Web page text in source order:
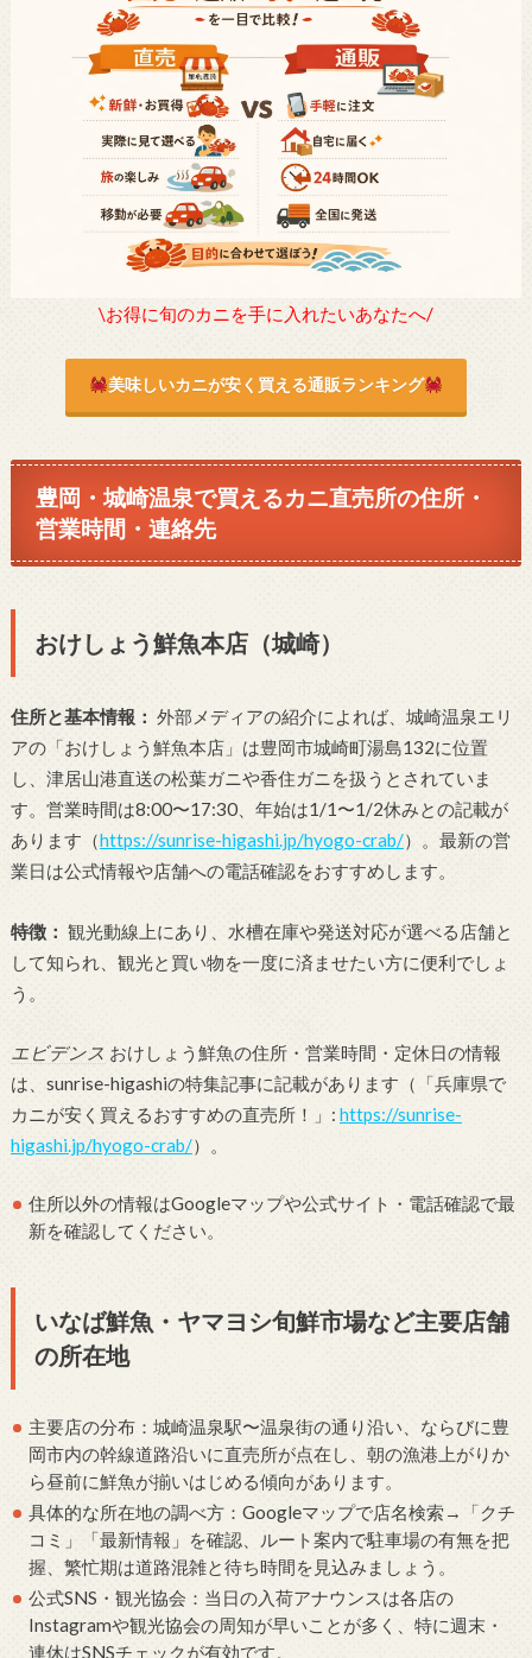
\お得に旬のカニを手に入れたいあなたへ/
美味しいカニが安く買える通販ランキング
豊岡・城崎温泉で買えるカニ直売所の住所・
営業時間・連絡先
おけしょう鮮魚本店（城崎）
住所と基本情報： 外部メディアの紹介によれば、城崎温泉エリ
アの「おけしょう鮮魚本店」は豊岡市城崎町湯島132に位置
し、津居山港直送の松葉ガニや香住ガニを扱うとされていま
す。営業時間は8:00〜17:30、年始は1/1〜1/2休みとの記載が
あります（https://sunrise-higashi.jp/hyogo-crab/）。最新の営
業日は公式情報や店舗への電話確認をおすすめします。
特徴： 観光動線上にあり、水槽在庫や発送対応が選べる店舗と
して知られ、観光と買い物を一度に済ませたい方に便利でしょ
う。
エビデンス おけしょう鮮魚の住所・営業時間・定休日の情報
は、sunrise-higashiの特集記事に記載があります（「兵庫県で
カニが安く買えるおすすめの直売所！」: https://sunrise-
higashi.jp/hyogo-crab/）。
住所以外の情報はGoogleマップや公式サイト・電話確認で最
新を確認してください。
いなば鮮魚・ヤマヨシ旬鮮市場など主要店舗
の所在地
主要店の分布：城崎温泉駅〜温泉街の通り沿い、ならびに豊
岡市内の幹線道路沿いに直売所が点在し、朝の漁港上がりか
ら昼前に鮮魚が揃いはじめる傾向があります。
具体的な所在地の調べ方：Googleマップで店名検索→「クチ
コミ」「最新情報」を確認、ルート案内で駐車場の有無を把
握、繁忙期は道路混雑と待ち時間を見込みましょう。
公式SNS・観光協会：当日の入荷アナウンスは各店の
Instagramや観光協会の周知が早いことが多く、特に週末・
連休はSNSチェックが有効です。